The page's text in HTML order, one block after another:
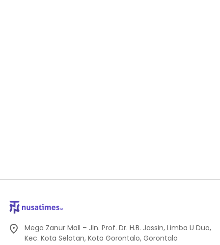
Mega Zanur Mall – Jln. Prof. Dr. H.B. Jassin, Limba U Dua,
Kec. Kota Selatan, Kota Gorontalo, Gorontalo